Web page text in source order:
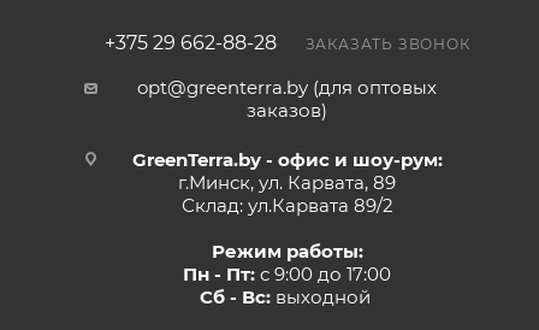
+375 29 662-88-28 ЗАКАЗАТЬ ЗВОНОК
opt@greenterra.by (для оптовых
заказов)
GreenTerra.by - офис и шоу-рум:
г.Минск, ул. Карвата, 89
Склад: ул.Карвата 89/2
Режим работы:
Пн - Пт: с 9:00 до 17:00
Сб - Вс:выходной